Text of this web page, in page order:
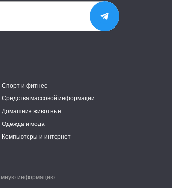
Спорт и фитнес
Средства массовой информации
Домашние животные
Одежда и мода
Компьютеры и интернет
информацию.